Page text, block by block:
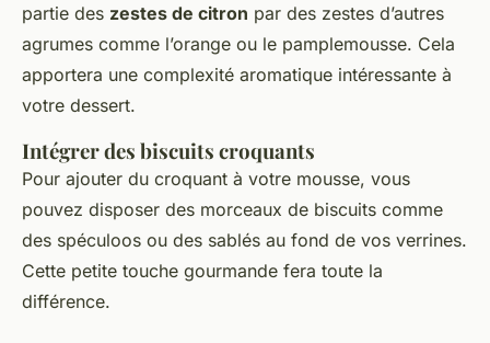
partie des zestes de citron par des zestes d’autres
agrumes comme l’orange ou le pamplemousse. Cela
apportera une complexité aromatique intéressante à
votre dessert.
Intégrer des biscuits croquants
Pour ajouter du croquant à votre mousse, vous
pouvez disposer des morceaux de biscuits comme
des spéculoos ou des sablés au fond de vos verrines.
Cette petite touche gourmande fera toute la
différence.